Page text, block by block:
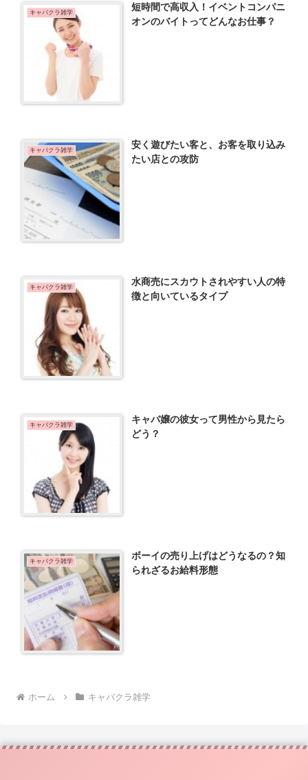
キャバクラ雑学
短時間で高収入！イベントコンパニ
オンのバイトってどんなお仕事？
キャバクラ雑学
安く遊びたい客と、お客を取り込み
たい店との攻防
キャバクラ雑学
水商売にスカウトされやすい人の特
徴と向いているタイプ
キャバクラ雑学
キャバ嬢の彼女って男性から見たら
どう？
キャバクラ雑学
ボーイの売り上げはどうなるの？知
られざるお給料形態
ホーム キャバクラ雑学